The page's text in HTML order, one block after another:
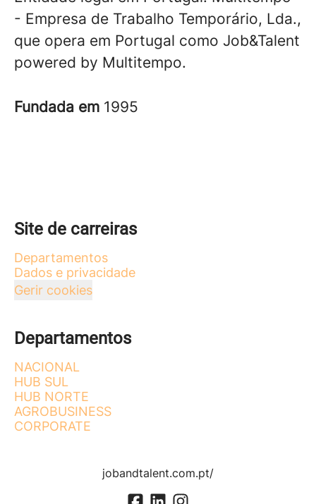
- Empresa de Trabalho Temporário, Lda.,
que opera em Portugal como Job&Talent
powered by Multitempo.
Fundada em 1995
Site de carreiras
Departamentos
Dados e privacidade
Gerir cookies
Departamentos
NACIONAL
HUB SUL
HUB NORTE
AGROBUSINESS
CORPORATE
jobandtalent.com.pt/